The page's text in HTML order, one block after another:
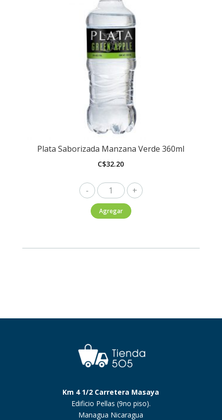
Plata Saborizada Manzana Verde 360ml
C$32.20
Plata
Saborizada
Manzana
Agregar
Km 4 1/2 Carretera Masaya
Edificio Pellas (9no piso).
Managua Nicaragua